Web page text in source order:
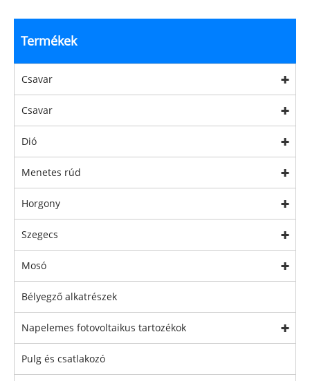
Termékek
Csavar
Csavar
Dió
Menetes rúd
Horgony
Szegecs
Mosó
Bélyegző alkatrészek
Napelemes fotovoltaikus tartozékok
Pulg és csatlakozó